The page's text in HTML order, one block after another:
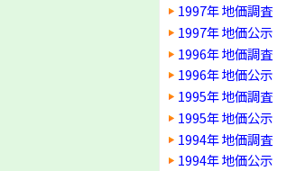
1997年 地価調査
1997年 地価公示
1996年 地価調査
1996年 地価公示
1995年 地価調査
1995年 地価公示
1994年 地価調査
1994年 地価公示